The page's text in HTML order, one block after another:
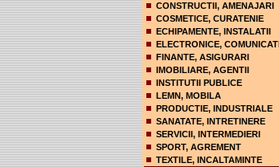
CONSTRUCTII, AMENAJARI
COSMETICE, CURATENIE
ECHIPAMENTE, INSTALATII
ELECTRONICE, COMUNICATII
FINANTE, ASIGURARI
IMOBILIARE, AGENTII
INSTITUTII PUBLICE
LEMN, MOBILA
PRODUCTIE, INDUSTRIALE
SANATATE, INTRETINERE
SERVICII, INTERMEDIERI
SPORT, AGREMENT
TEXTILE, INCALTAMINTE